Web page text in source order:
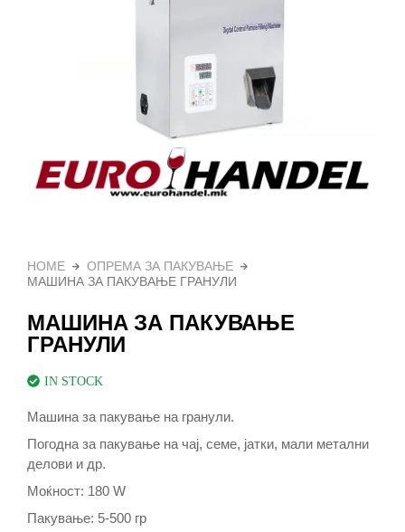
HOME
ОПРЕМА ЗА ПАКУВАЊЕ
МАШИНА ЗА ПАКУВАЊЕ ГРАНУЛИ
МАШИНА ЗА ПАКУВАЊЕ
ГРАНУЛИ
IN STOCK
Машина за пакување на гранули.
Погодна за пакување на чај, семе, јатки, мали метални
делови и др.
Моќност: 180 W
Пакување: 5-500 гр